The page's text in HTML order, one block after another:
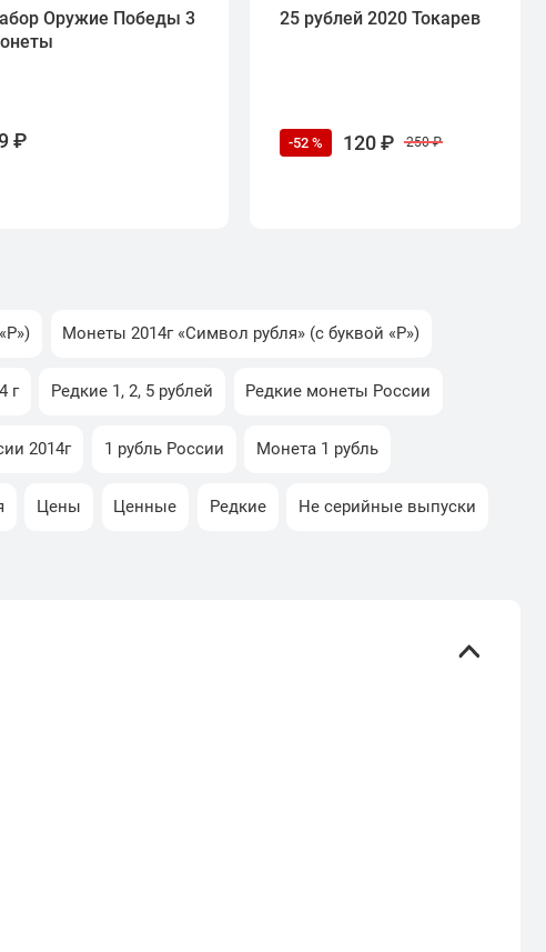
Оружие Победы 3
₽
25 рублей 2020 Токарев
-52 % 120 ₽ 250 ₽
Монеты 2014г «Символ рубля» (с буквой «Р»)
г Редкие 1, 2, 5 рублей Редкие монеты России
2014г 1 рубль России Монета 1 рубль
Цены Ценные Редкие Не серийные выпуски